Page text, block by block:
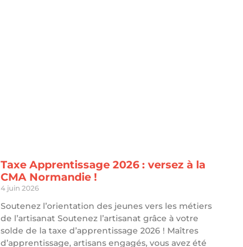
Taxe Apprentissage 2026 : versez à la
CMA Normandie !
4 juin 2026
Soutenez l’orientation des jeunes vers les métiers
de l’artisanat Soutenez l’artisanat grâce à votre
solde de la taxe d’apprentissage 2026 ! Maîtres
d’apprentissage, artisans engagés, vous avez été